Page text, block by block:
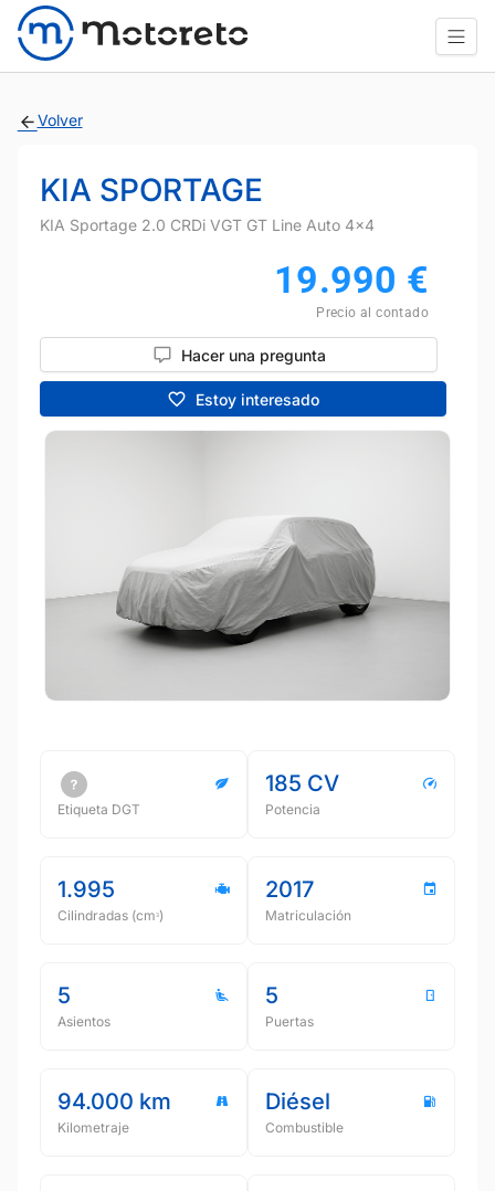
Volver
KIA SPORTAGE
KIA Sportage 2.0 CRDi VGT GT Line Auto 4x4
19.990 €
Precio al contado
Hacer una pregunta
Estoy interesado
Etiqueta DGT
185 CV
Potencia
1.995
Cilindradas (cmᵌ)
2017
Matriculación
5
Asientos
5
Puertas
94.000 km
Kilometraje
Diésel
Combustible